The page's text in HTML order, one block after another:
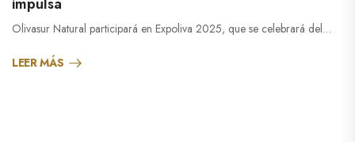
Olivasur Natural participará en Expoliva 2025, que se celebrará del…
LEER MÁS